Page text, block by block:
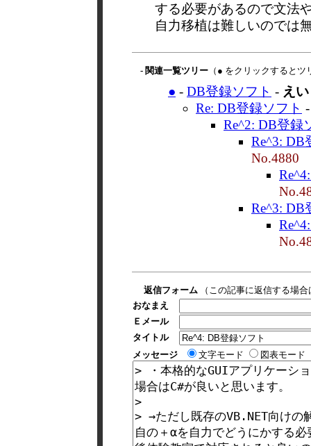
する必要があるので文法
自力移植は難しいのでは
- 関連一覧ツリー （● をクリックすると
● - DB登録ソフト - え
Re: DB登録ソフト
Re^2: DB登録
Re^3: DB
No.4880
Re^3: DB
返信フォーム （この記事に返信する場
おなまえ
Ｅメール
タイトル
メッセージ
文字モード 図表モード